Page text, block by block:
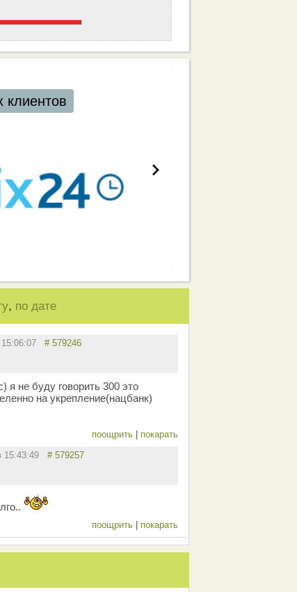
, по дате
15:06:07 # 579246
я не буду говорить 300 это
на укрепление(нацбанк)
поощрить покарать
15:43:49 # 579257
поощрить покарать